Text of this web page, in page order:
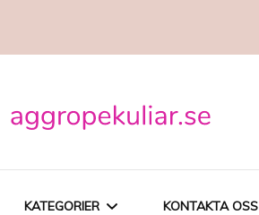
KATEGORIER KONTAKTA OSS